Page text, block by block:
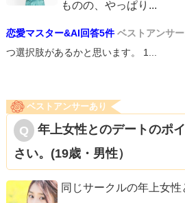
ものの、やっぱり ...
恋愛マスター&AI回答5件 ベストアンサ
つ選択肢があるかと思います。 1...
ベストアンサーあり
年上女性とのデートのポ
さい。(19歳・男性）
同じサークルの年上女